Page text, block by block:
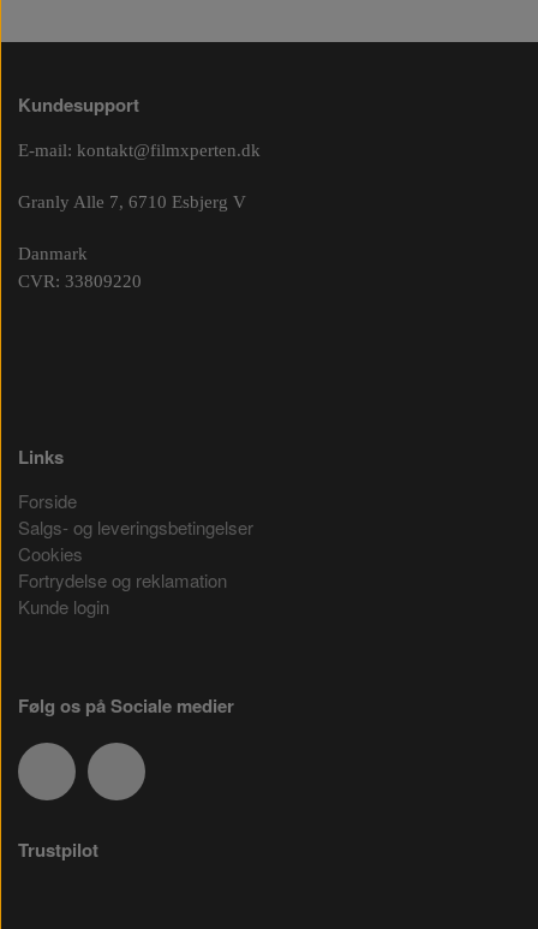
Kundesupport
E-mail: kontakt@filmxperten.dk
Granly Alle 7, 6710 Esbjerg V
Danmark
CVR: 33809220
Links
Forside
Salgs- og leveringsbetingelser
Cookies
Fortrydelse og reklamation
Kunde login
Følg os på Sociale medier
Trustpilot